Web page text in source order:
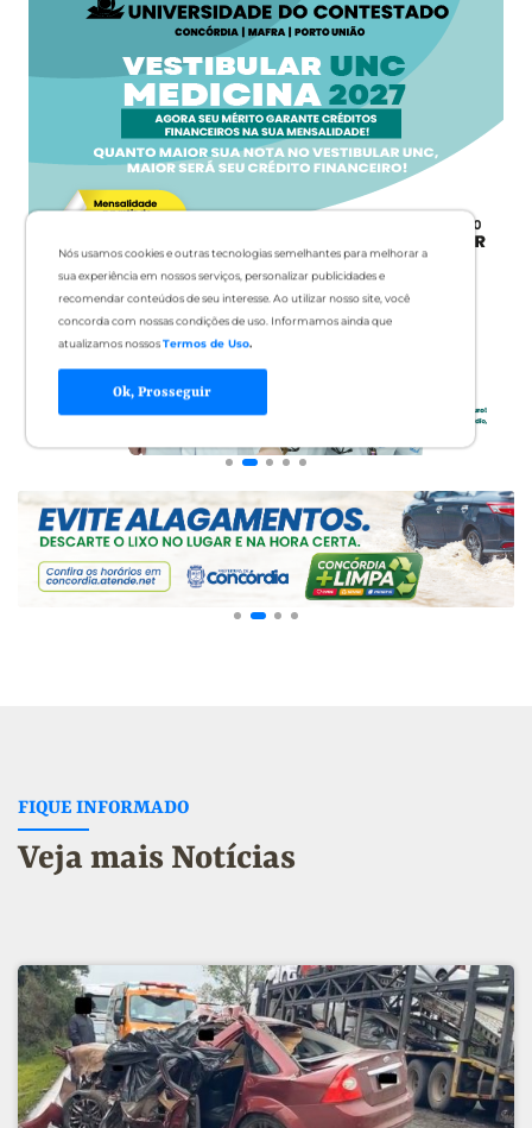
Nós usamos cookies e outras tecnologias semelhantes para melhorar a
sua experiência em nossos serviços, personalizar publicidades e
recomendar conteúdos de seu interesse. Ao utilizar nosso site, você
concorda com nossas condições de uso. Informamos ainda que
atualizamos nossosTermos de Uso.
Ok, Prosseguir
FIQUE INFORMADO
Veja mais Notícias